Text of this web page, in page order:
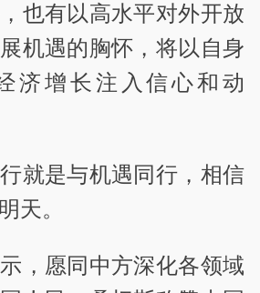
也有以高水平对外开放
机遇的胸怀，将以自身
济增长注入信心和动
就是与机遇同行，相信
天。
，愿同中方深化各领域